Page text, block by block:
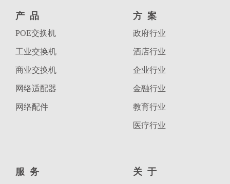
产品
POE交换机
工业交换机
商业交换机
网络适配器
网络配件
方案
政府行业
酒店行业
企业行业
金融行业
教育行业
医疗行业
服务 关于